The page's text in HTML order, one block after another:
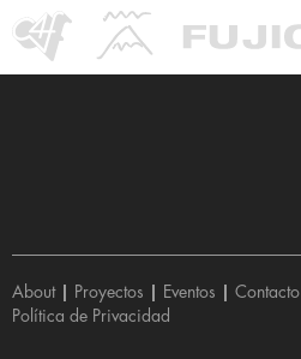
About| Proyectos Eventos Contacto
Política de Privacidad